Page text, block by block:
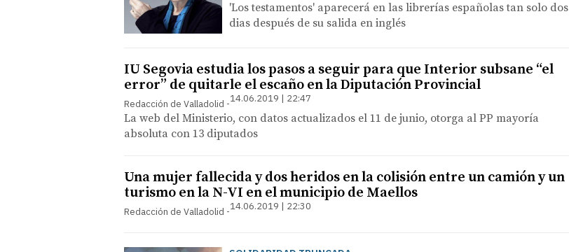
'Los testamentos' aparecerá en las librerías españolas tan solo dos
dias después de su salida en inglés
IU Segovia estudia los pasos a seguir para que Interior subsane “el
error” de quitarle el escaño en la Diputación Provincial
Redacción de Valladolid 14.06.2019 | 22:47
La web del Ministerio, con datos actualizados el 11 de junio, otorga al PP mayoría
absoluta con 13 diputados
Una mujer fallecida y dos heridos en la colisión entre un camión y un
turismo en la N-VI en el municipio de Maellos
Redacción de Valladolid 14.06.2019 | 22:30